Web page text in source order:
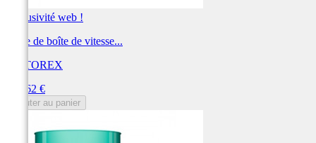
Exclusivité web !
Huile de boîte de vitesse...
MOTOREX
545,62 €
Ajouter au panier